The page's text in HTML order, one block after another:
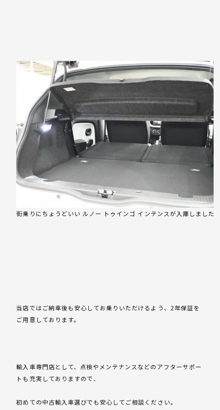
街乗りにちょうどいい ルノー トゥインゴ インテンスが入庫しました
当店ではご納車後も安心してお乗りいただけるよう、2年保証を
ご用意しております。
輸入車専門店として、点検やメンテナンスなどのアフターサポー
トも充実しておりますので、
初めての中古輸入車選びでも安心してご相談ください。